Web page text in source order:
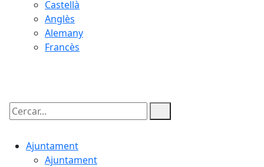
Castellà
Anglès
Alemany
Francès
Cercar:
Ajuntament
Ajuntament